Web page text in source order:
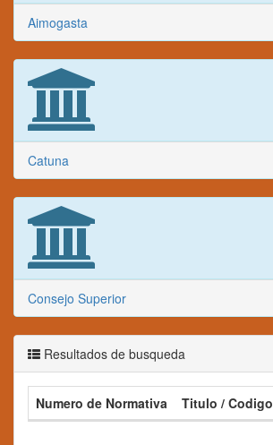
Aimogasta
Catuna
Consejo Superior
Resultados de busqueda
Numero de Normativa Titulo / Codigo